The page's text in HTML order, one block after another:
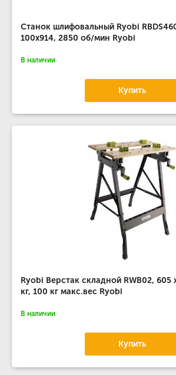
Станок шлифовальный Ryobi
100х914, 2850 об/мин Ryobi
В наличии
Купить
Ryobi Верстак складной RWB02, 605
кг, 100 кг макс.вес Ryobi
В наличии
Купить